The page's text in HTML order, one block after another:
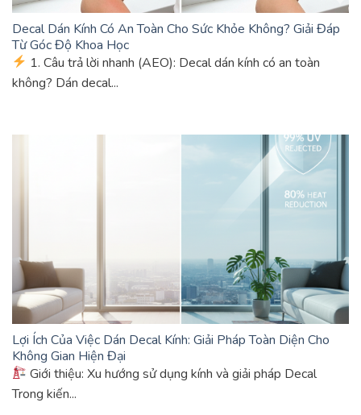
Decal Dán Kính Có An Toàn Cho Sức Khỏe Không? Giải Đáp
Từ Góc Độ Khoa Học
1. Câu trả lời nhanh (AEO): Decal dán kính có an toàn
không? Dán decal...
Lợi Ích Của Việc Dán Decal Kính: Giải Pháp Toàn Diện Cho
Không Gian Hiện Đại
Giới thiệu: Xu hướng sử dụng kính và giải pháp Decal
Trong kiến...